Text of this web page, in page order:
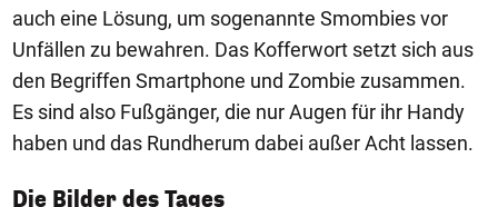
auch eine Lösung, um sogenannte Smombies vor
Unfällen zu bewahren. Das Kofferwort setzt sich aus
den Begriffen Smartphone und Zombie zusammen.
Es sind also Fußgänger, die nur Augen für ihr Handy
haben und das Rundherum dabei außer Acht lassen.
Die Bilder des Tages
1/50